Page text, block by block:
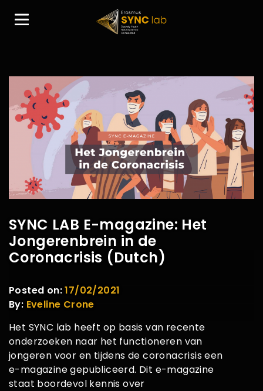
SYNC LAB E-magazine: Het
Jongerenbrein in de
Coronacrisis (Dutch)
Posted on:17/02/2021
By: Eveline Crone
Het SYNC lab heeft op basis van recente
onderzoeken naar het functioneren van
jongeren voor en tijdens de coronacrisis een
e-magazine gepubliceerd. Dit e-magazine
staat boordevol kennis over